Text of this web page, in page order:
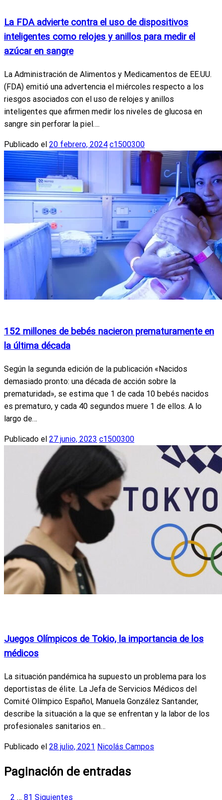
La FDA advierte contra el uso de dispositivos
inteligentes como relojes y anillos para medir el
azúcar en sangre
La Administración de Alimentos y Medicamentos de EE.UU.
(FDA) emitió una advertencia el miércoles respecto a los
riesgos asociados con el uso de relojes y anillos
inteligentes que afirmen medir los niveles de glucosa en
sangre sin perforar la piel….
Publicado el 20 febrero, 2024 c1500300
152 millones de bebés nacieron prematuramente en
la última década
Según la segunda edición de la publicación «Nacidos
demasiado pronto: una década de acción sobre la
prematuridad», se estima que 1 de cada 10 bebés nacidos
es prematuro, y cada 40 segundos muere 1 de ellos. A lo
largo de…
Publicado el 27 junio, 2023 c1500300
Juegos Olímpicos de Tokio, la importancia de los
médicos
La situación pandémica ha supuesto un problema para los
deportistas de élite. La Jefa de Servicios Médicos del
Comité Olímpico Español, Manuela González Santander,
describe la situación a la que se enfrentan y la labor de los
profesionales sanitarios en…
Publicado el 28 julio, 2021 Nicolás Campos
Paginación de entradas
2 … 81 Siguientes